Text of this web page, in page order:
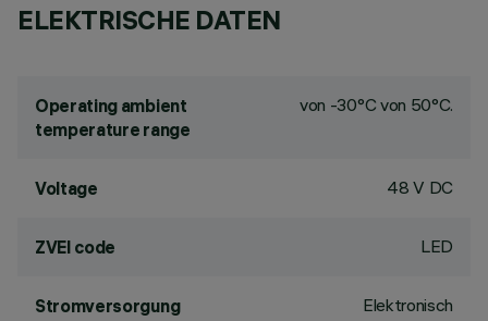
ELEKTRISCHE DATEN
Operating ambient
temperature range
von -30°C von 50°C.
Voltage 48 V DC
ZVEI code LED
Stromversorgung
Elektronisch